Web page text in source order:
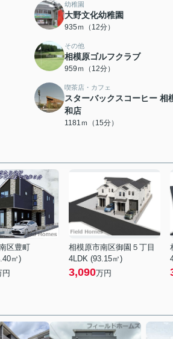
幼稚園
大野文化幼稚園
935ｍ（12分）
その他
相模原ゴルフクラブ
959ｍ（12分）
喫茶店・カフェ
スターバックスコーヒー 相
和店
1181ｍ（15分）
区豊町
㎡)
円
相模原市南区御園５丁目
4LDK (93.15㎡)
3,090万円